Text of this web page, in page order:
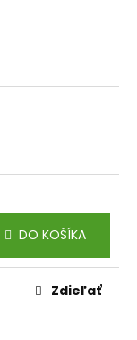
DO KOŠÍKA
Zdieľať